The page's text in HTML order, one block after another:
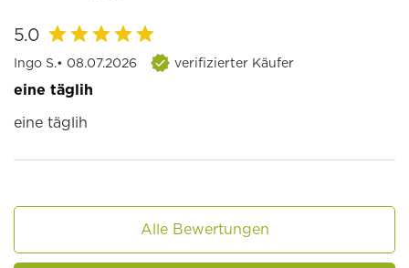
5.0
Ingo S.• 08.07.2026 verifizierter Käufer
eine täglih
eine täglih
Alle Bewertungen